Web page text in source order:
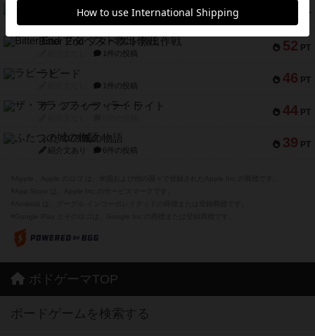
PT
ギャンブラー
52 PT
Bitter End ブタペスト救出作戦
1件の投稿
46 PT
ラピード
1件の投稿
44 PT
ザ・フラッフィー・ライト
39 PT
ふたつの城の物語
紹介文あり 6件の投稿
ボドゲーマTOP
ボードゲームを検索する